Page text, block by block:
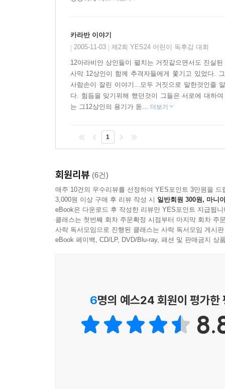
카라반 이야기
2005-11-03 제2회 YES24 어린이 독후감 대회
12아라비안 상인들이 펼치는 거짓같으면서도 진실
사막 12상인이 함께 추격자들에게 쫓기고 있었다.
사람손이 잘린 이야기...모두 거짓으로 말한것인줄
다. 힘듬을 잊기위해 했던것이 그들은 서로에 대하
는 그12상인의 용기가 돋... 더보기
1
회원리뷰 (6건)
매주 10건의 우수리뷰를 선정하여 YES포인트 3만원을 드
3,000원 이상 구매 후 리뷰 작성 시 일반회원 300원, 마니
eBook은 다운로드 후 작성한 리뷰만 YES포인트 지급됩니
클래스는 첫번째 회차 주문확정 시점부터 마지막 회차 주
사락 독서모임으로 진행된 클래스는 사락 독서모임 게시
eBook 페이백, CD/LP, DVD/Blu-ray, 패션 및 판매금지 상
6명의 예스24 회원이 평가한